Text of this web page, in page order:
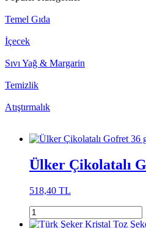
Temel Gıda
İçecek
Sıvı Yağ & Margarin
Temizlik
Atıştırmalık
Ülker Çikolatalı
518,40 TL